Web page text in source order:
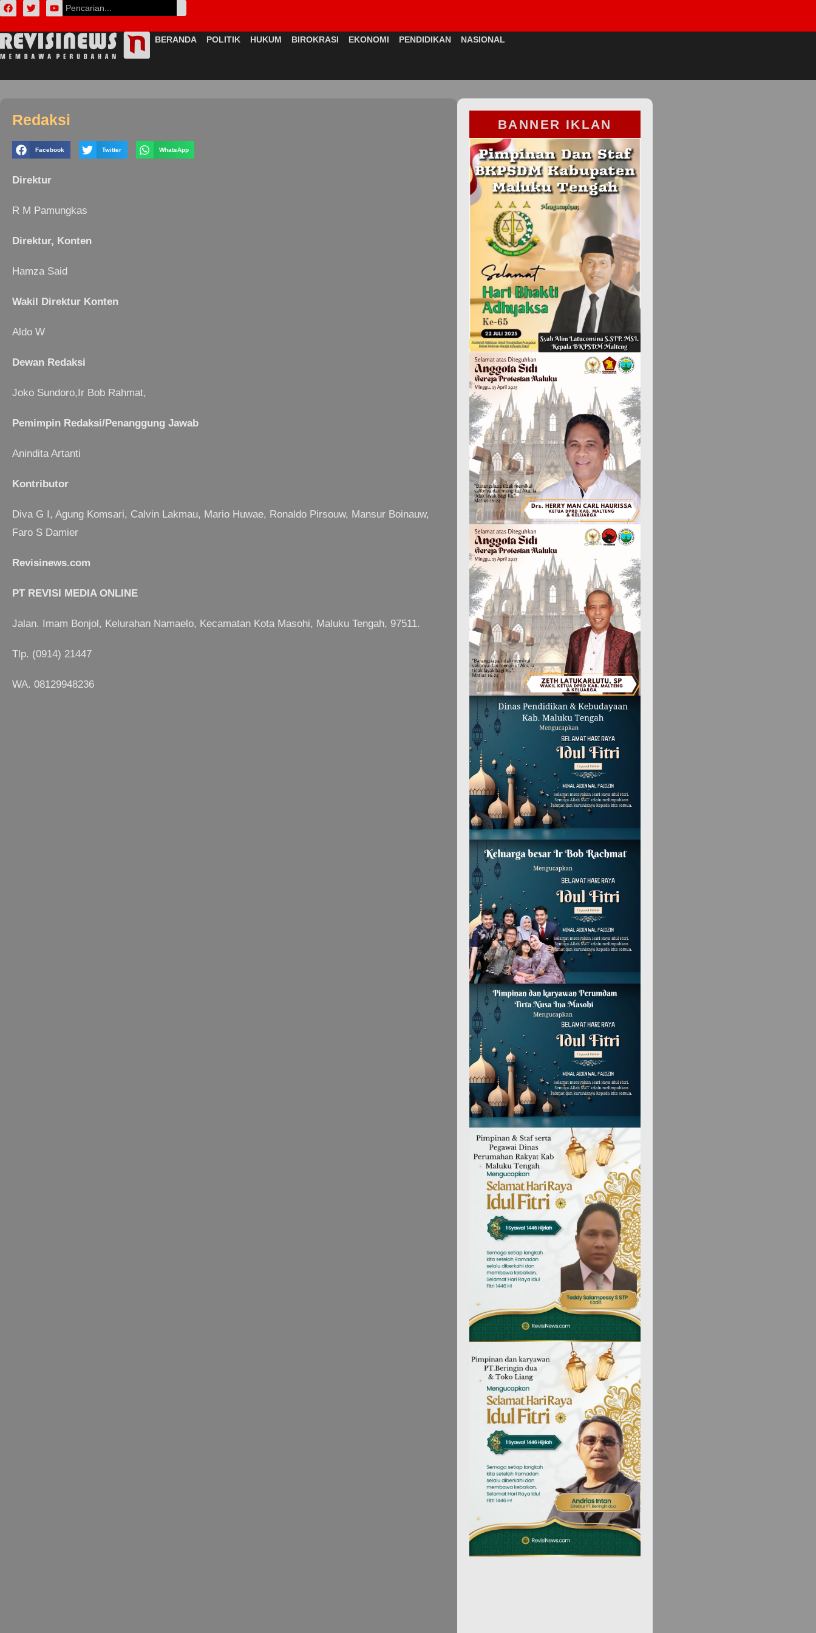
BERANDA POLITIK HUKUM BIROKRASI EKONOMI PENDIDIKAN NASIONAL
Redaksi
Facebook Twitter WhatsApp
Direktur
R M Pamungkas
Direktur, Konten
Hamza Said
Wakil Direktur Konten
Aldo W
Dewan Redaksi
Joko Sundoro,Ir Bob Rahmat,
Pemimpin Redaksi/Penanggung Jawab
Anindita Artanti
Kontributor
Diva G I, Agung Komsari, Calvin Lakmau, Mario Huwae, Ronaldo Pirsouw, Mansur Boinauw,
Faro S Damier
Revisinews.com
PT REVISI MEDIA ONLINE
Jalan. Imam Bonjol, Kelurahan Namaelo, Kecamatan Kota Masohi, Maluku Tengah, 97511.
Tlp. (0914) 21447
WA. 08129948236
BANNER IKLAN